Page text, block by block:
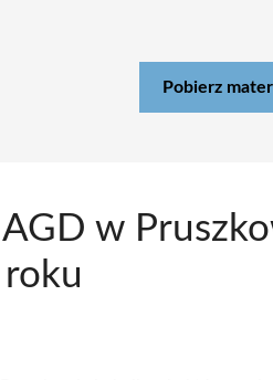
Pobierz
w